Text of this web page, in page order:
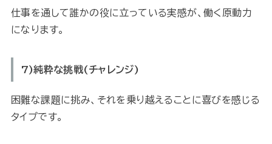
仕事を通して誰かの役に立っている実感が、働く原動力
になります。
7)純粋な挑戦(チャレンジ)
困難な課題に挑み、それを乗り越えることに喜びを感じる
タイプです。